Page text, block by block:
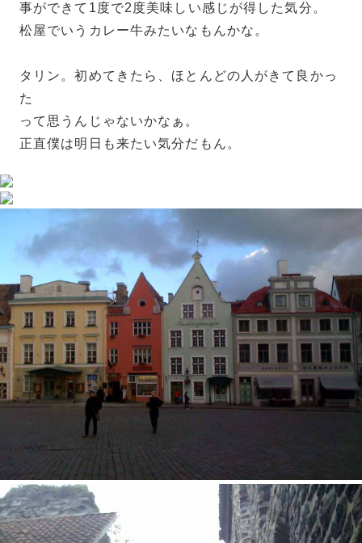
事ができて1度で2度美味しい感じが得した気分。
松屋でいうカレー牛みたいなもんかな。
タリン。初めてきたら、ほとんどの人がきて良かっ
た
って思うんじゃないかなぁ。
正直僕は明日も来たい気分だもん。